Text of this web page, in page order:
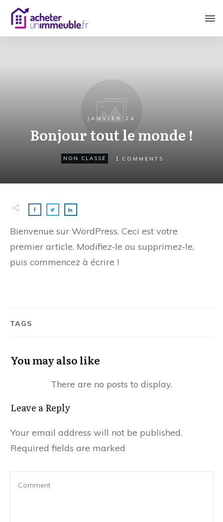
JANVIER 24
Bonjour tout le monde !
NON CLASSÉ 1 COMMENTS
Bienvenue sur WordPress. Ceci est votre
premier article. Modifiez-le ou supprimez-le,
puis commencez à écrire !
TAGS
You may also like
Leave a Reply
Your email address will not be published.
Required fields are marked